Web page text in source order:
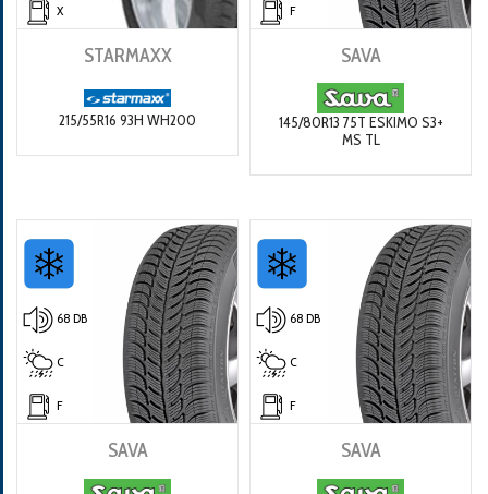
X
STARMAXX
215/55R16 93H WH200
F
SAVA
145/80R13 75T ESKIMO S3+
MS TL
68 DB
C
F
SAVA
68 DB
C
F
SAVA